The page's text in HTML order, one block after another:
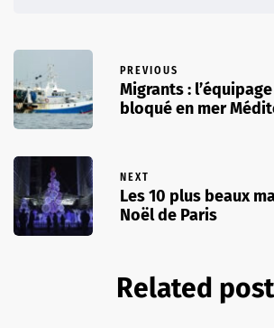
PREVIOUS
Migrants :
bloqué en mer
NEXT
Les 10 plus beaux
Noël de Paris
Related